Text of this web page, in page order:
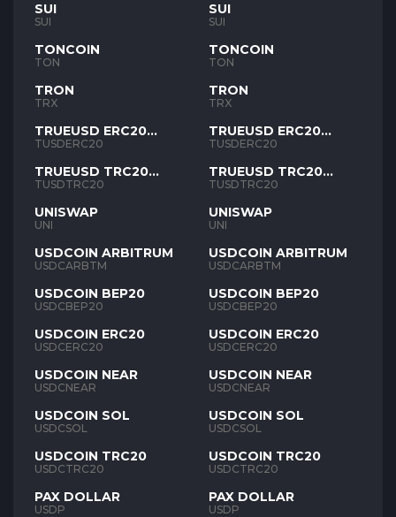
SUI
SUI
TONCOIN
TON
TRON
TRX
TRUEUSD ERC20
TUSD
TUSDERC20
TRUEUSD TRC20
TUSD
TUSDTRC20
UNISWAP
UNI
USDCOIN ARBITRUM
USDCARBTM
USDCOIN BEP20
USDCBEP20
USDCOIN ERC20
USDCERC20
USDCOIN NEAR
USDCNEAR
USDCOIN SOL
USDCSOL
USDCOIN TRC20
USDCTRC20
PAX DOLLAR
USDP
SUI
SUI
TONCOIN
TON
TRON
TRX
TRUEUSD ERC20
TUSD
TUSDERC20
TRUEUSD TRC20
TUSD
TUSDTRC20
UNISWAP
UNI
USDCOIN ARBITRUM
USDCARBTM
USDCOIN BEP20
USDCBEP20
USDCOIN ERC20
USDCERC20
USDCOIN NEAR
USDCNEAR
USDCOIN SOL
USDCSOL
USDCOIN TRC20
USDCTRC20
PAX DOLLAR
USDP